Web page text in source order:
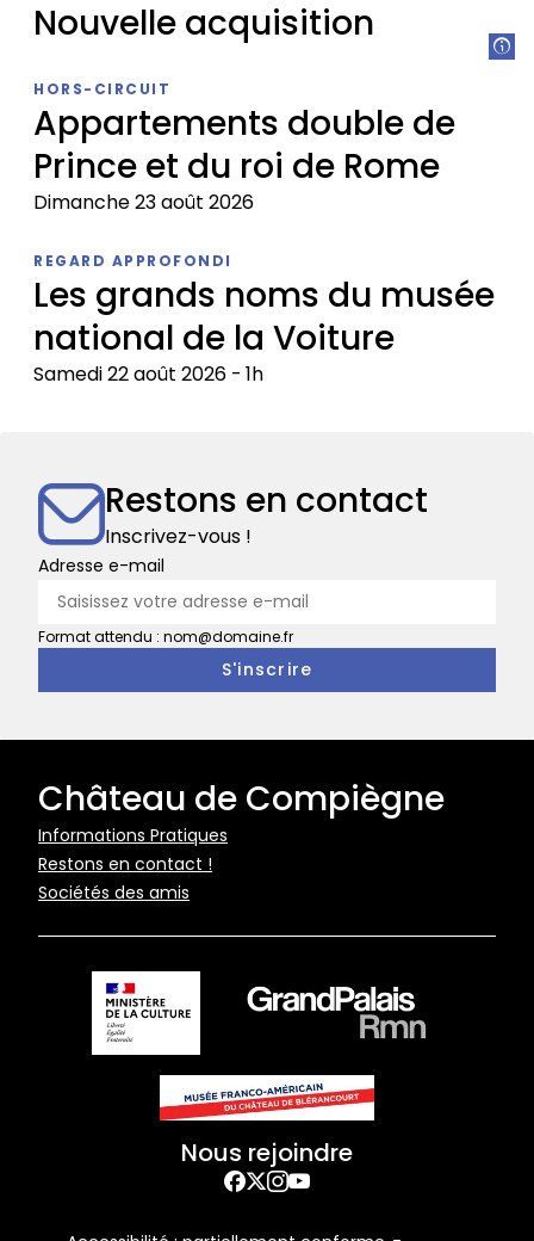
Nouvelle acquisition
acquisition
Appartements double de
Prince et du roi de Rome
Dimanche 23 août 2026
HORS-CIRCUIT
double
de
Prince
et
du
Les grands noms du musée
national de la Voiture
Samedi 22 août 2026 1h
REGARD APPROFONDI
du
musée
national
Voiture
Restons en contact
Inscrivez-vous !
Adresse e-mail
Format attendu : nom@domaine.fr
Château de Compiègne
Pied
de
page
Informations Pratiques
Restons en contact !
Sociétés des amis
Nous rejoindre
Facebook
TwitterInstagram
YouTube